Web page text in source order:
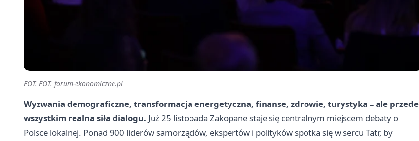
FOT. FOT. forum-ekonomiczne.pl
Wyzwania demograficzne, transformacja energetyczna, finanse, zdrowie, turystyka – ale przede
wszystkim realna siła dialogu. Już 25 listopada Zakopane staje się centralnym miejscem debaty o
Polsce lokalnej. Ponad 900 liderów samorządów, ekspertów i polityków spotka się w sercu Tatr, by